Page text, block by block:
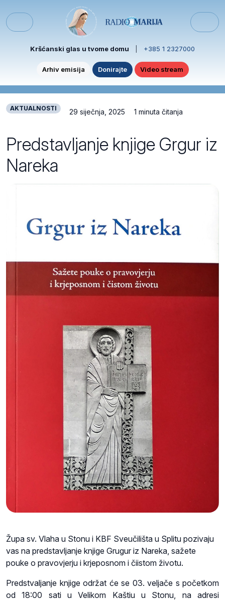
Menu
Kršćanski glas u tvome domu +385 1 2327000
Arhiv emisija Donirajte Video stream
AKTUALNOSTI 29 siječnja, 2025 1 minuta čitanja
Predstavljanje knjige Grgur iz
Nareka
Župa sv. Vlaha u Stonu i KBF Sveučilišta u Splitu pozivaju
vas na predstavljanje knjige Grugur iz Nareka, sažete
pouke o pravovjerju i krjeposnom i čiistom životu.
Predstvaljanje knjige održat će se 03. veljače s početkom
od 18:00 sati u Velikom Kaštiu u Stonu, na adresi